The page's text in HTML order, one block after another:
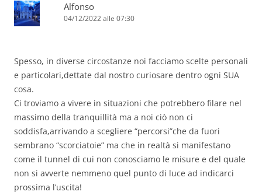
Alfonso
04/12/2022 alle 07:30
Spesso, in diverse circostanze noi facciamo scelte personali
e particolari,dettate dal nostro curiosare dentro ogni SUA
cosa.
Ci troviamo a vivere in situazioni che potrebbero filare nel
massimo della tranquillità ma a noi ciò non ci
soddisfa,arrivando a scegliere “percorsi”che da fuori
sembrano “scorciatoie” ma che in realtà si manifestano
come il tunnel di cui non conosciamo le misure e del quale
non si avverte nemmeno quel punto di luce ad indicarci
prossima l’uscita!